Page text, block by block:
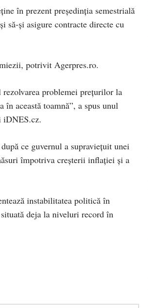
în prezent preşedinţia semestrială
să-şi asigure contracte directe cu
potrivit Agerpres.ro.
rezolvarea problemei preţurilor la
această toamnă”, a spus unul
iDNES.cz.
ce guvernul a supravieţuit unei
împotriva creşterii inflaţiei şi a
instabilitatea politică în
deja la niveluri record în